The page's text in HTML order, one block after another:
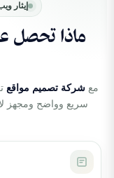
إيثار
ماذا تحصل
مع شركة تصميم مواقع
سريع وواضح ومجهز